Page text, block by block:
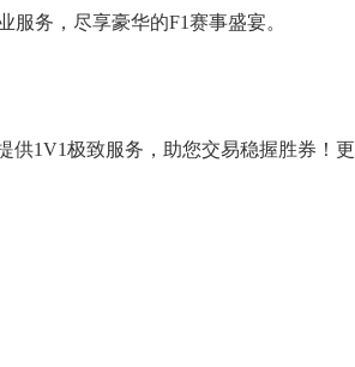
服务，尽享豪华的F1赛事盛宴。
供1V1极致服务，助您交易稳握胜券！